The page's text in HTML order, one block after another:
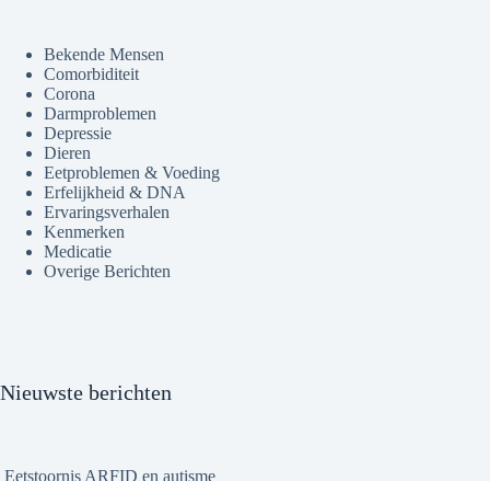
Bekende Mensen
Comorbiditeit
Corona
Darmproblemen
Depressie
Dieren
Eetproblemen & Voeding
Erfelijkheid & DNA
Ervaringsverhalen
Kenmerken
Medicatie
Overige Berichten
Nieuwste berichten
Eetstoornis ARFID en autisme